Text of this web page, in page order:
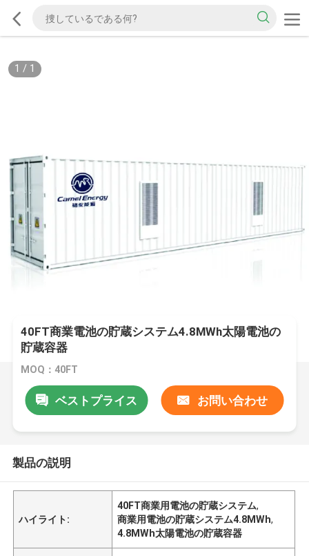
1 / 1
40FT商業電池の貯蔵システム4.8MWh太陽電池の
貯蔵容器
MOQ：40FT
ベストプライス お問い合わせ
製品の説明
ハイライト:
40FT商業用電池の貯蔵システム,
商業用電池の貯蔵システム4.8MWh,
4.8MWh太陽電池の貯蔵容器